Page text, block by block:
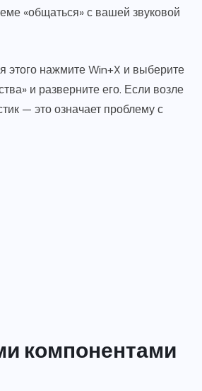
«общаться» с вашей звуковой
этого нажмите Win+X и выберите
и разверните его. Если возле
— это означает проблему с
компонентами